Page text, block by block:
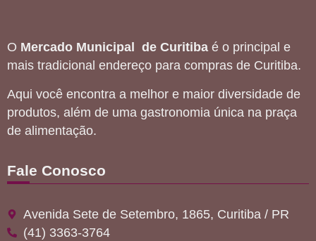
O Mercado Municipal de Curitiba é o principal e
mais tradicional endereço para compras de Curitiba.
Aqui você encontra a melhor e maior diversidade de
produtos, além de uma gastronomia única na praça
de alimentação.
Fale Conosco
Avenida Sete de Setembro, 1865, Curitiba / PR
(41) 3363-3764